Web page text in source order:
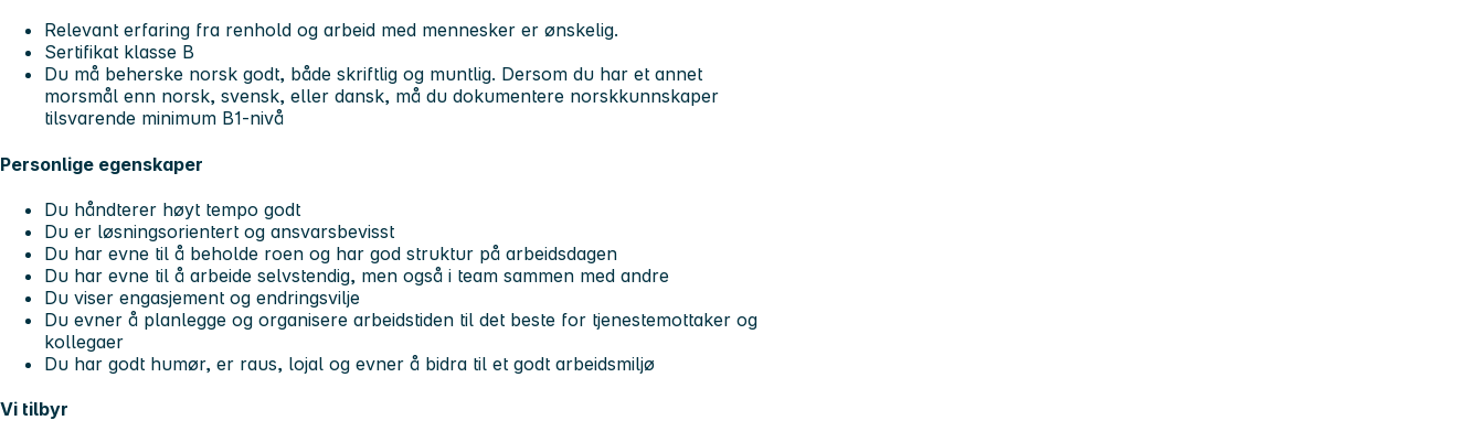
Relevant erfaring fra renhold og arbeid med mennesker er ønskelig.
Sertifikat klasse B
Du må beherske norsk godt, både skriftlig og muntlig. Dersom du har et annet
morsmål enn norsk, svensk, eller dansk, må du dokumentere norskkunnskaper
tilsvarende minimum B1-nivå
Personlige egenskaper
Du håndterer høyt tempo godt
Du er løsningsorientert og ansvarsbevisst
Du har evne til å beholde roen og har god struktur på arbeidsdagen
Du har evne til å arbeide selvstendig, men også i team sammen med andre
Du viser engasjement og endringsvilje
Du evner å planlegge og organisere arbeidstiden til det beste for tjenestemottaker og
kollegaer
Du har godt humør, er raus, lojal og evner å bidra til et godt arbeidsmiljø
Vi tilbyr